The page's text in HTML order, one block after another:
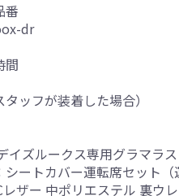
番
dr
間
タッフが装着した場合）
ズルークス専用グラマラ
シートカバー運転席セット
ザー 中ポリエステル 裏ウ